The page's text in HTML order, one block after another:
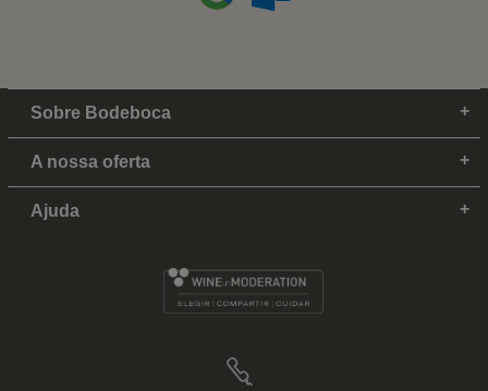
Sobre Bodeboca
A nossa oferta
Ajuda